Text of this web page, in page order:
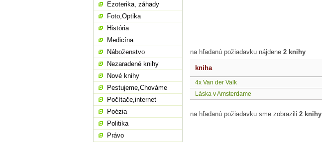
na hľadanú požiadavku nájdene 2 knihy
kniha
4x Van der Valk
Láska v Amsterdame
na hľadanú požiadavku sme zobrazili 2 knihy
Ezoterika, záhady
Foto,Optika
História
Medicína
Náboženstvo
Nezaradené knihy
Nové knihy
Pestujeme,Chováme
Počítače,internet
Poézia
Politika
Právo